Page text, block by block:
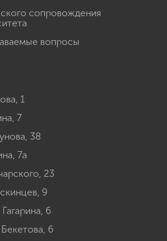
сопровождения
вопросы
1
7
38
7а
23
9
6
6